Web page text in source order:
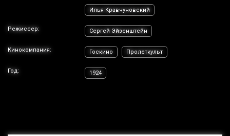
Илья Кравчуновский
Режиссер: Сергей Эйзенштейн
Кинокомпания: Госкино Пролеткульт
Год: 1924